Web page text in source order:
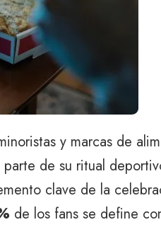
y marcas de
de su ritual
clave de la
de los fans se define